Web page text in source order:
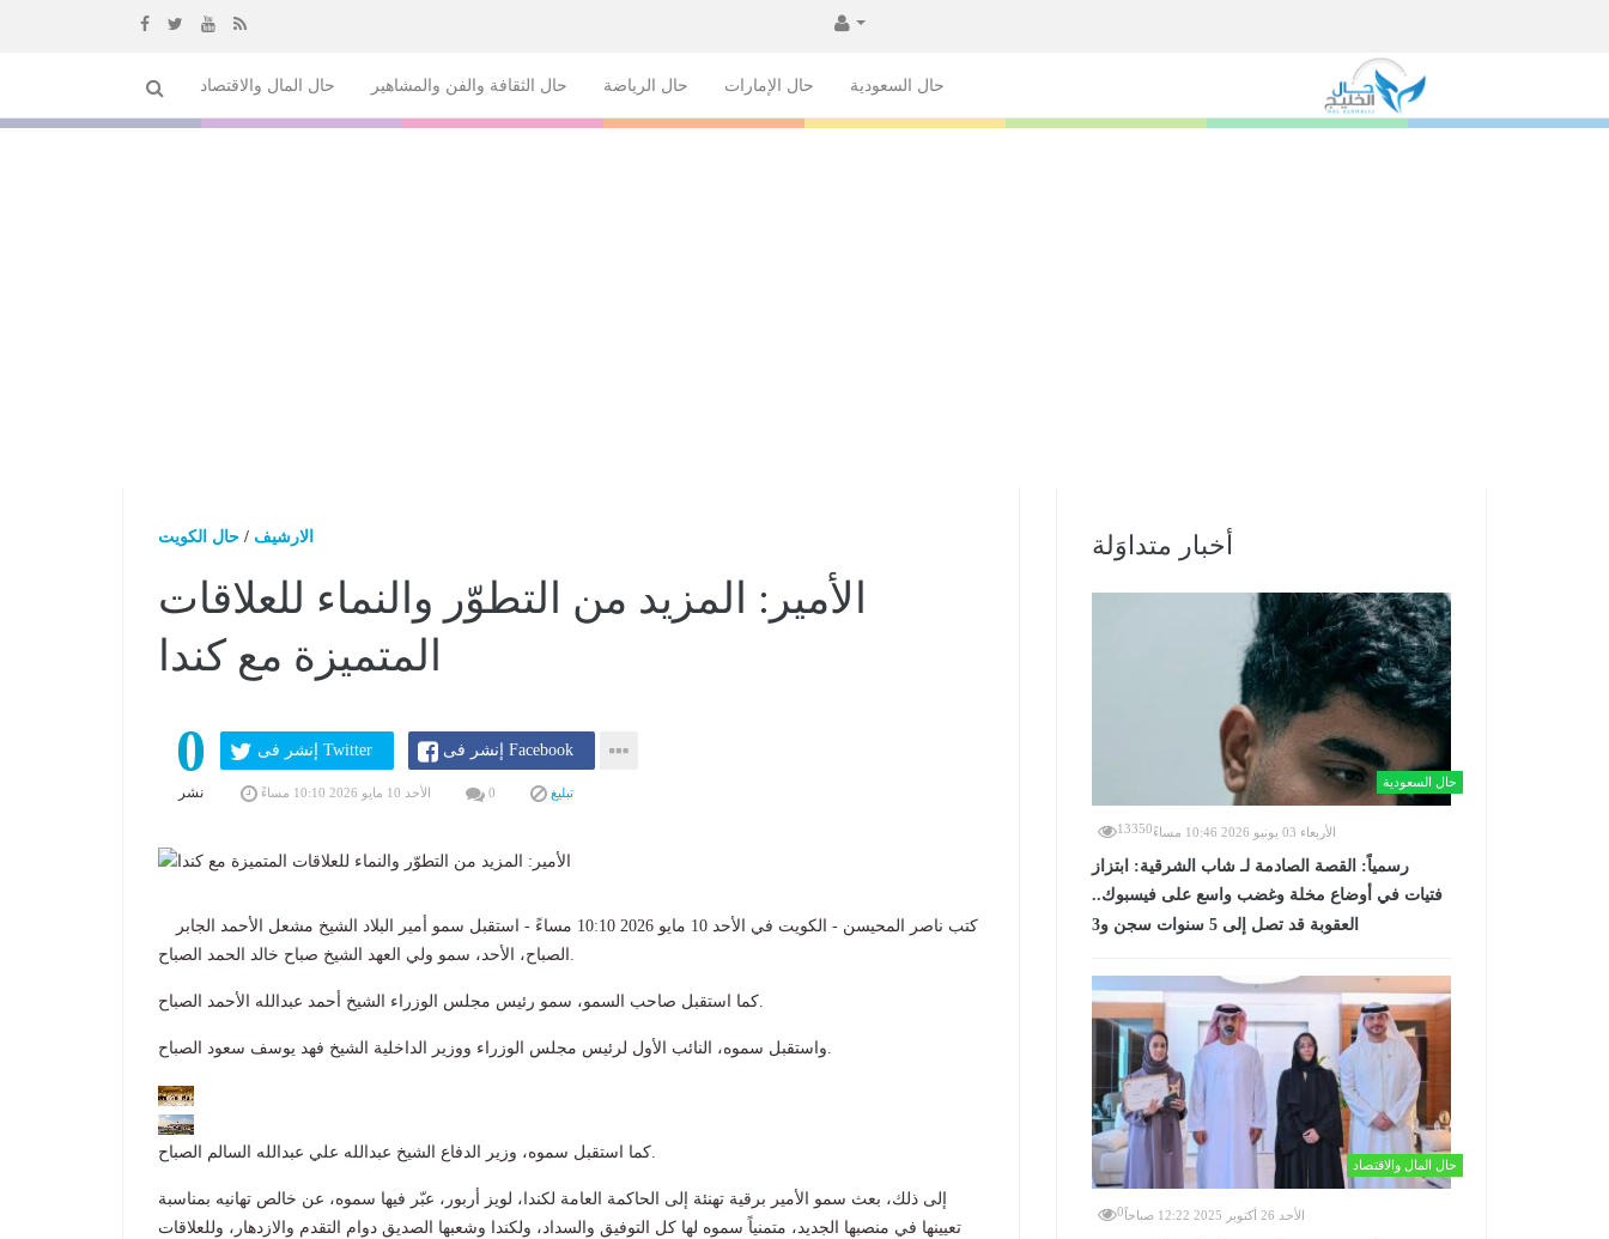
المحتوى
حال السعودية حال الإمارات حال الرياضة حال الثقافة والفن والمشاهير حال المال والاقتصاد
الارشيف / حال الكويت
الأمير: المزيد من التطوّر والنماء للعلاقات
المتميزة مع كندا
0
نشر
إنشر فى Twitter إنشر فى Facebook
الأحد 10 مايو 2026 10:10 مساءً 0 تبليغ
كتب ناصر المحيسن - الكويت في الأحد 10 مايو 2026 10:10 مساءً - استقبل سمو أمير البلاد الشيخ مشعل الأحمد الجابر
إلى ذلك، بعث سمو الأمير برقية تهنئة إلى الحاكمة العامة لكندا، لويز أربور، عبّر فيها سموه، عن خالص تهانيه بمناسبة
تعيينها في منصبها الجديد، متمنياً سموه لها كل التوفيق والسداد، ولكندا وشعبها الصديق دوام التقدم والازدهار، وللعلاقات
أخبار متداوَلة
حال السعودية
الأربعاء 03 يونيو 2026 10:46 مساءً 13350
رسمياً: القصة الصادمة لـ شاب الشرقية: ابتزاز
فتيات في أوضاع مخلة وغضب واسع على فيسبوك..
العقوبة قد تصل إلى 5 سنوات سجن و3
حال المال والاقتصاد
الأحد 26 أكتوبر 2025 12:22 صباحاً 0